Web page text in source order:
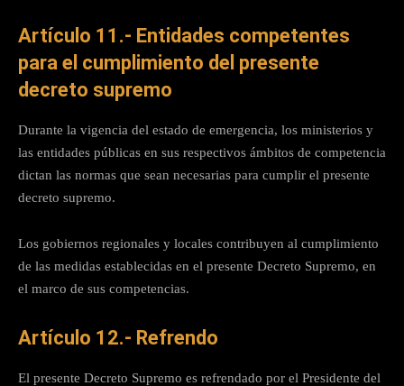
Artículo 11.- Entidades competentes
para el cumplimiento del presente
decreto supremo
Durante la vigencia del estado de emergencia, los ministerios y
las entidades públicas en sus respectivos ámbitos de competencia
dictan las normas que sean necesarias para cumplir el presente
decreto supremo.
Los gobiernos regionales y locales contribuyen al cumplimiento
de las medidas establecidas en el presente Decreto Supremo, en
el marco de sus competencias.
Artículo 12.- Refrendo
El presente Decreto Supremo es refrendado por el Presidente del